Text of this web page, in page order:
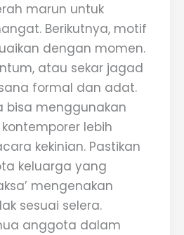
marun untuk
Berikutnya, motif
dengan momen.
atau sekar jagad
formal dan adat.
bisa menggunakan
lebih
kekinian. Pastikan
keluarga yang
mengenakan
sesuai selera.
anggota dalam